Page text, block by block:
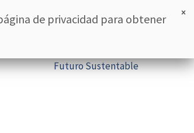
×
de privacidad para obtener
Futuro Sustentable